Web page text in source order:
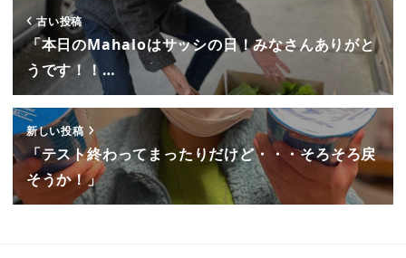
古い投稿
「本日のMahaloはサッシの日！みなさんありがと
うです！！…
新しい投稿
「テスト終わってまったりだけど・・・そろそろ戻
そうか！」